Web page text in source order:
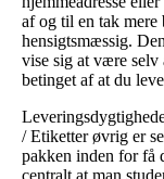
af og til en tak
hensigtsmæssig.
vise sig at være selv
betinget af at du
/ Etiketter øvrig er
pakken inden for få
centralt at man